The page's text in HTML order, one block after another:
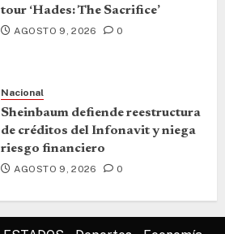
tour ‘Hades: The Sacrifice’
AGOSTO 9, 2026 0
Nacional
Sheinbaum defiende reestructura
de créditos del Infonavit y niega
riesgo financiero
AGOSTO 9, 2026 0